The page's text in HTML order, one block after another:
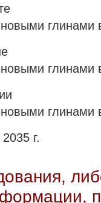
глинами
глинами
глинами
г.